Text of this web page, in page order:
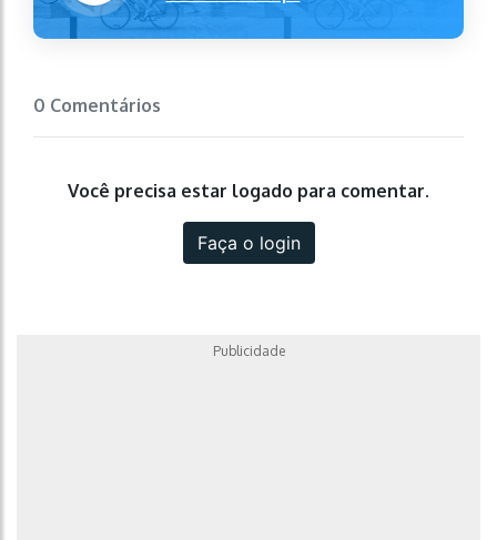
0 Comentários
Você precisa estar logado para comentar.
Faça o login
Publicidade